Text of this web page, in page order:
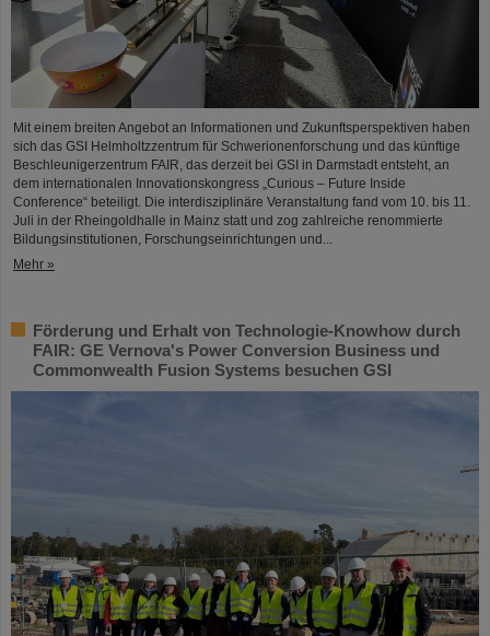
Mit einem breiten Angebot an Informationen und Zukunftsperspektiven haben
sich das GSI Helmholtzzentrum für Schwerionenforschung und das künftige
Beschleunigerzentrum FAIR, das derzeit bei GSI in Darmstadt entsteht, an
dem internationalen Innovationskongress „Curious – Future Inside
Conference“ beteiligt. Die interdisziplinäre Veranstaltung fand vom 10. bis 11.
Juli in der Rheingoldhalle in Mainz statt und zog zahlreiche renommierte
Bildungsinstitutionen, Forschungseinrichtungen und...
Mehr »
Förderung und Erhalt von Technologie-Knowhow durch
FAIR: GE Vernova's Power Conversion Business und
Commonwealth Fusion Systems besuchen GSI